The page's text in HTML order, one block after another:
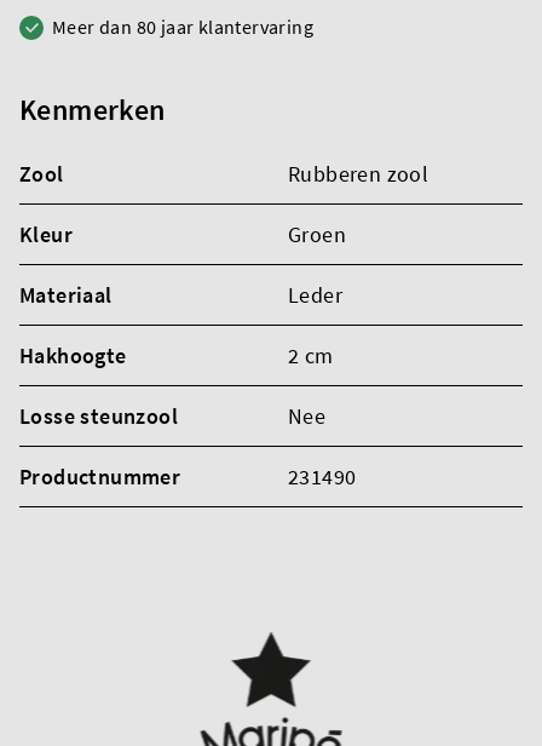
Meer dan 80 jaar klantervaring
Kenmerken
Zool Rubberen zool
Kleur Groen
Materiaal Leder
Hakhoogte 2 cm
Losse steunzool Nee
Productnummer 231490